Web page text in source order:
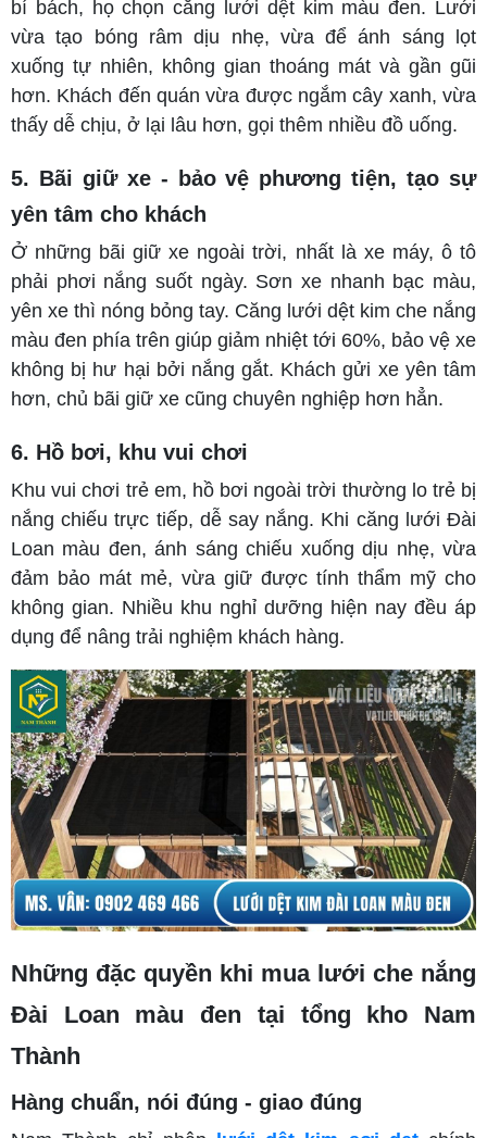
bí bách, họ chọn căng lưới dệt kim màu đen. Lưới
vừa tạo bóng râm dịu nhẹ, vừa để ánh sáng lọt
xuống tự nhiên, không gian thoáng mát và gần gũi
hơn. Khách đến quán vừa được ngắm cây xanh, vừa
thấy dễ chịu, ở lại lâu hơn, gọi thêm nhiều đồ uống.
5. Bãi giữ xe - bảo vệ phương tiện, tạo sự
yên tâm cho khách
Ở những bãi giữ xe ngoài trời, nhất là xe máy, ô tô
phải phơi nắng suốt ngày. Sơn xe nhanh bạc màu,
yên xe thì nóng bỏng tay. Căng lưới dệt kim che nắng
màu đen phía trên giúp giảm nhiệt tới 60%, bảo vệ xe
không bị hư hại bởi nắng gắt. Khách gửi xe yên tâm
hơn, chủ bãi giữ xe cũng chuyên nghiệp hơn hẳn.
6. Hồ bơi, khu vui chơi
Khu vui chơi trẻ em, hồ bơi ngoài trời thường lo trẻ bị
nắng chiếu trực tiếp, dễ say nắng. Khi căng lưới Đài
Loan màu đen, ánh sáng chiếu xuống dịu nhẹ, vừa
đảm bảo mát mẻ, vừa giữ được tính thẩm mỹ cho
không gian. Nhiều khu nghỉ dưỡng hiện nay đều áp
dụng để nâng trải nghiệm khách hàng.
Những đặc quyền khi mua lưới che nắng
Đài Loan màu đen tại tổng kho Nam
Thành
Hàng chuẩn, nói đúng - giao đúng